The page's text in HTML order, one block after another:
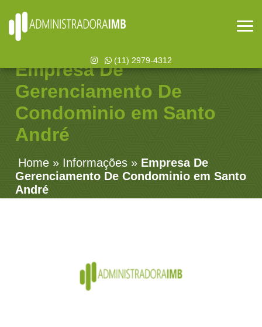
(11) 2979-4312
Empresa De
Gerenciamento De
Condominio em Santo
André
Home » Informações » Empresa De
Gerenciamento De Condominio em Santo
André